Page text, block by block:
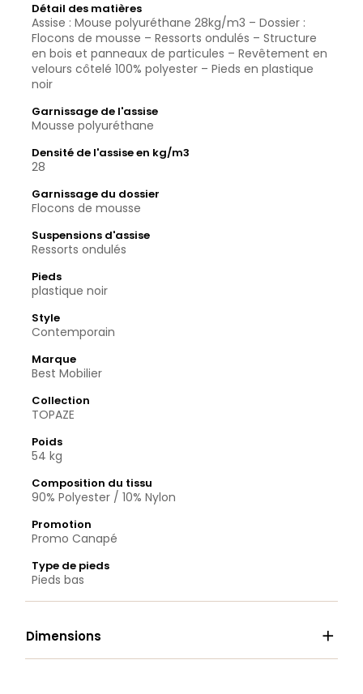
Détail des matières
Assise : Mouse polyuréthane 28kg/m3 – Dossier :
Flocons de mousse – Ressorts ondulés – Structure
en bois et panneaux de particules – Revêtement en
velours côtelé 100% polyester – Pieds en plastique
noir
Garnissage de l'assise
Mousse polyuréthane
Densité de l'assise en kg/m3
28
Garnissage du dossier
Flocons de mousse
Suspensions d'assise
Ressorts ondulés
Pieds
plastique noir
Style
Contemporain
Marque
Best Mobilier
Collection
TOPAZE
Poids
54 kg
Composition du tissu
90% Polyester / 10% Nylon
Promotion
Promo Canapé
Type de pieds
Pieds bas
Dimensions 